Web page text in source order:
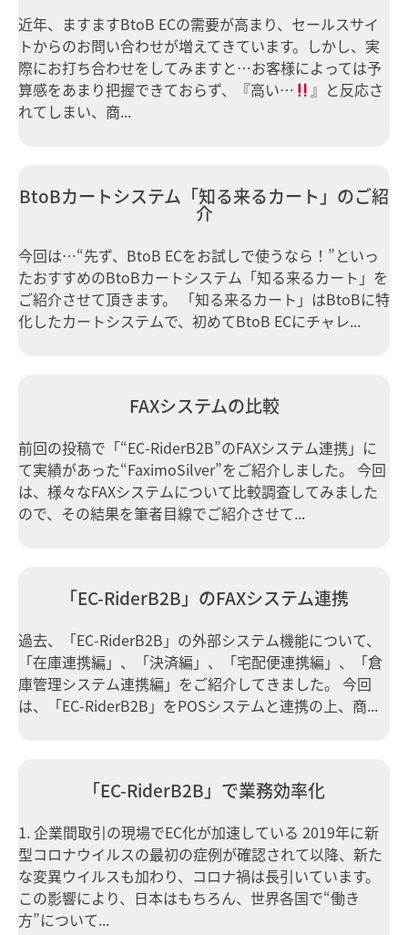
近年、ますますBtoB ECの需要が高まり、セールスサイ
トからのお問い合わせが増えてきています。しかし、実
際にお打ち合わせをしてみますと…お客様によっては予
算感をあまり把握できておらず、『高い…
』と反応さ
れてしまい、商...
BtoBカートシステム「知る来るカート」のご紹
介
今回は…“先ず、BtoB ECをお試しで使うなら！”といっ
たおすすめのBtoBカートシステム「知る来るカート」を
ご紹介させて頂きます。 「知る来るカート」はBtoBに特
化したカートシステムで、初めてBtoB ECにチャレ...
FAXシステムの比較
前回の投稿で「“EC-RiderB2B”のFAXシステム連携」に
て実績があった“FaximoSilver”をご紹介しました。 今回
は、様々なFAXシステムについて比較調査してみました
ので、その結果を筆者目線でご紹介させて...
「EC-RiderB2B」のFAXシステム連携
過去、「EC-RiderB2B」の外部システム機能について、
「在庫連携編」、「決済編」、「宅配便連携編」、「倉
庫管理システム連携編」をご紹介してきました。 今回
は、「EC-RiderB2B」をPOSシステムと連携の上、商...
「EC-RiderB2B」で業務効率化
1. 企業間取引の現場でEC化が加速している 2019年に新
型コロナウイルスの最初の症例が確認されて以降、新た
な変異ウイルスも加わり、コロナ禍は長引いています。
この影響により、日本はもちろん、世界各国で“働き
方”について...